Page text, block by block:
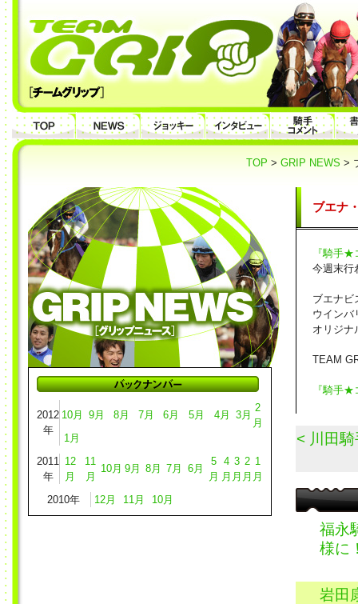
TOP > GRIP NEWS >
2012
年
10月 9月 8月 7月 6月 5月 4月 3月
2
月
1月
2011
年
12
月
11
月
10月 9月 8月 7月 6月
5
月
4
月
3
月
2
月
1
月
2010年
12月 11月 10月
ブエナ
『騎手★
今週末行
ブエナビ
ウインバ
オリジナ
TEAM
『騎手★
< 川田
福永
様に
岩田